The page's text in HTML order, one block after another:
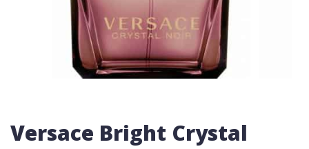
Versace Bright Crystal